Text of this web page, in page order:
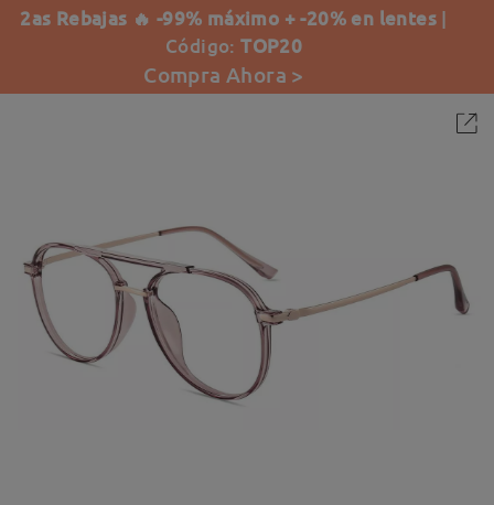
2as Rebajas 🔥 -99% máximo + -20% en lentes |
Código:TOP20
Compra Ahora >